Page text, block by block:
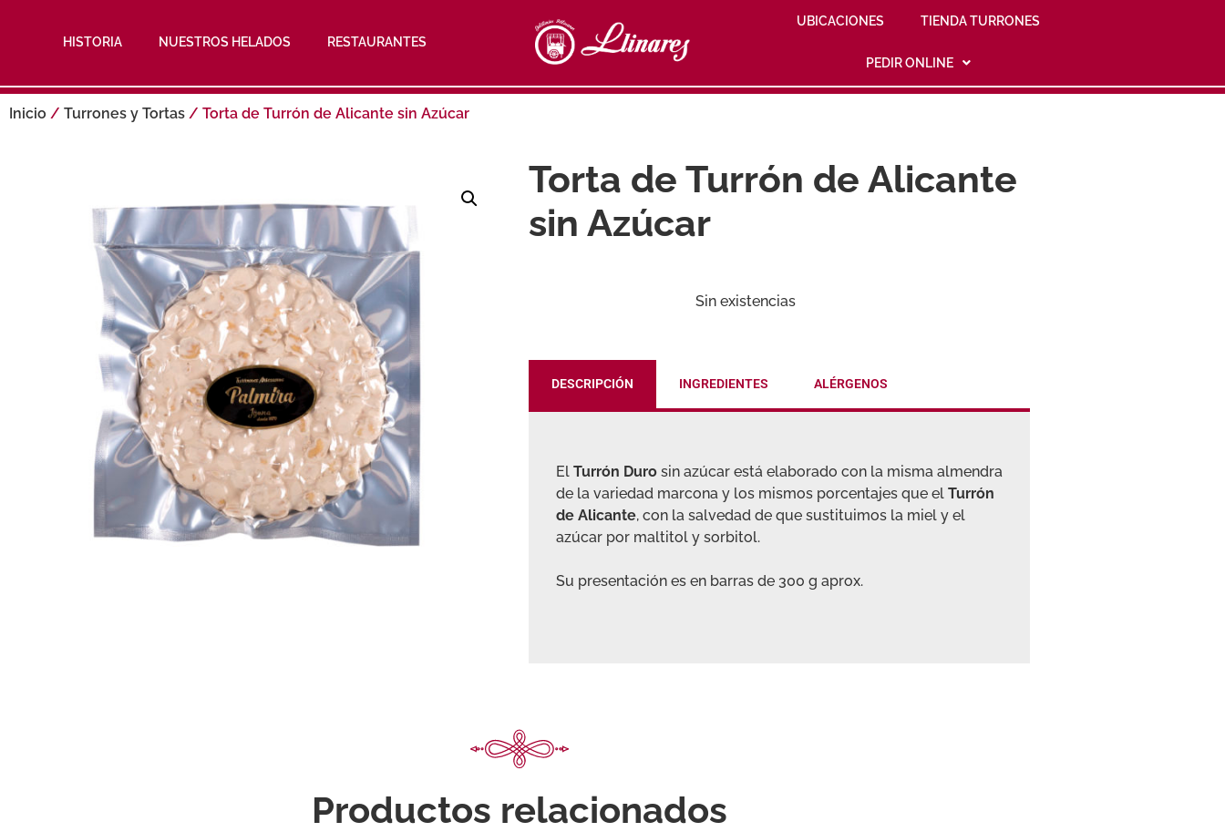
HISTORIA NUESTROS HELADOS RESTAURANTES
UBICACIONES TIENDA TURRONES
PEDIR ONLINE
Inicio / Turrones y Tortas / Torta de Turrón de Alicante sin Azúcar
Torta de Turrón de Alicante
sin Azúcar
Sin existencias
DESCRIPCIÓN INGREDIENTES ALÉRGENOS
El Turrón Duro sin azúcar está elaborado con la misma almendra
de la variedad marcona y los mismos porcentajes que el Turrón
de Alicante, con la salvedad de que sustituimos la miel y el
azúcar por maltitol y sorbitol.
Su presentación es en barras de 300 g aprox.
Productos relacionados